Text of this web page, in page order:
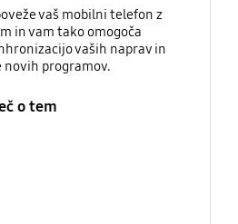
vaš mobilni telefon z
in vam tako omogoča
vaših naprav in
novih programov.
o tem